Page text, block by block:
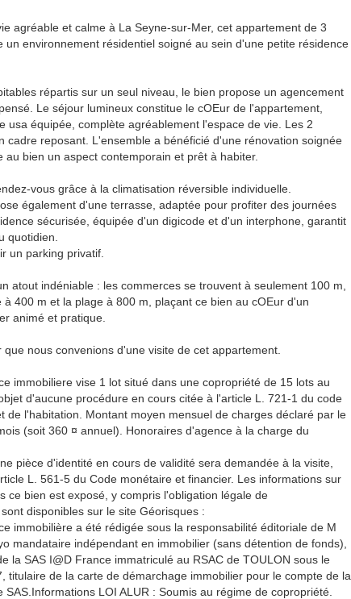
agréable et calme à La Seyne-sur-Mer, cet appartement de 3
un environnement résidentiel soigné au sein d'une petite résidence
répartis sur un seul niveau, le bien propose un agencement
Le séjour lumineux constitue le cOEur de l'appartement,
usa équipée, complète agréablement l'espace de vie. Les 2
cadre reposant. L'ensemble a bénéficié d'une rénovation soignée
au bien un aspect contemporain et prêt à habiter.
vous grâce à la climatisation réversible individuelle.
également d'une terrasse, adaptée pour profiter des journées
sécurisée, équipée d'un digicode et d'un interphone, garantit
quotidien.
un parking privatif.
atout indéniable : les commerces se trouvent à seulement 100 m,
à 400 m et la plage à 800 m, plaçant ce bien au cOEur d'un
animé et pratique.
nous convenions d'une visite de cet appartement.
immobiliere vise 1 lot situé dans une copropriété de 15 lots au
d'aucune procédure en cours citée à l'article L. 721-1 du code
de l'habitation. Montant moyen mensuel de charges déclaré par le
(soit 360 ¤ annuel). Honoraires d'agence à la charge du
pièce d'identité en cours de validité sera demandée à la visite,
L. 561-5 du Code monétaire et financier. Les informations sur
ce bien est exposé, y compris l'obligation légale de
disponibles sur le site Géorisques :
immobilière a été rédigée sous la responsabilité éditoriale de M
mandataire indépendant en immobilier (sans détention de fonds),
la SAS I@D France immatriculé au RSAC de TOULON sous le
titulaire de la carte de démarchage immobilier pour le compte de la
SAS.Informations LOI ALUR : Soumis au régime de copropriété.